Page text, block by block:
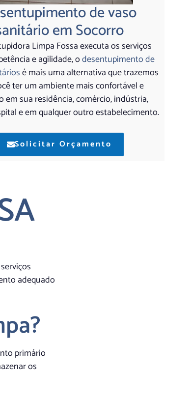
de vaso
em Socorro
Limpa Fossa executa os serviços
e agilidade, odesentupimento de
é mais uma alternativa que trazemos
ter um ambiente mais confortável e
em sua residência, comércio, indústria,
e em qualquer outro estabelecimento.
Solicitar Orçamento
adequado
primário
os